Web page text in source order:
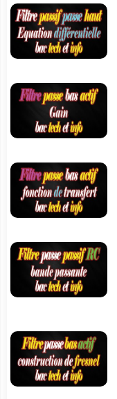
4:52
4:4
11:37
8:38
7:52